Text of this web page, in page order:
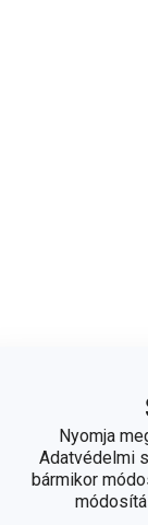
Nyomja
Adatvédelmi
bármikor